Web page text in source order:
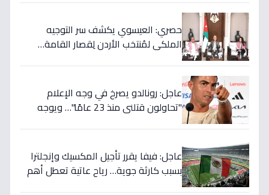
حصري: العيسوي يكشف سر التوجيه
الملكي لمُنتخب الأردن لِقصار القامة…
عاجل: رونالدو يصرخ في وجه الإعلام
"تحاولون قتلني منذ 23 عامًا"… ويوجه
عاجل: فيفا يقرر تأجيل المكسيك وإنجلترا
بسبب كارثة جوية… رياح عاتية تعطل أهم